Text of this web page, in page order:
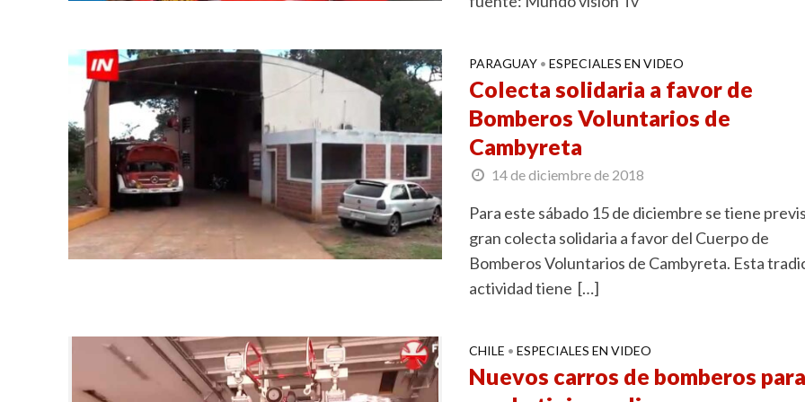
PARAGUAY • ESPECIALES EN VIDEO
Colecta solidaria a favor de
Bomberos Voluntarios de
Cambyreta
14 de diciembre de 2018
Para este sábado 15 de diciembre se tiene
gran colecta solidaria a favor del Cuerpo de
Bomberos Voluntarios de Cambyreta. Esta
actividad tiene […]
CHILE • ESPECIALES EN VIDEO
Nuevos carros de bomberos para